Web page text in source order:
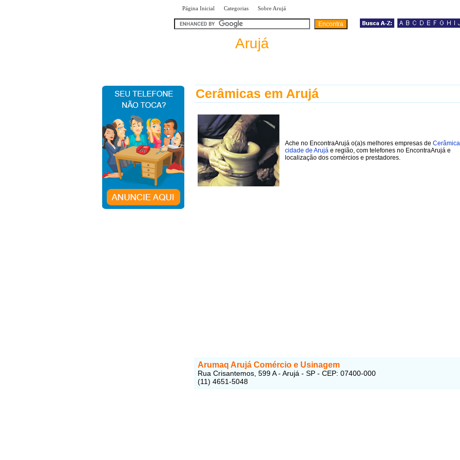
Página Inicial Categorias Sobre Arujá
Arujá
Cerâmicas em Arujá
Ache no EncontraArujá o(a)s melhores empresas de
cidade de Arujá e região, com telefones no EncontraArujá e
localização dos comércios e prestadores.
Arumaq Arujá Comércio e Usinagem
Rua Crisantemos, 599 A - Arujá - SP - CEP: 07400-000
(11) 4651-5048